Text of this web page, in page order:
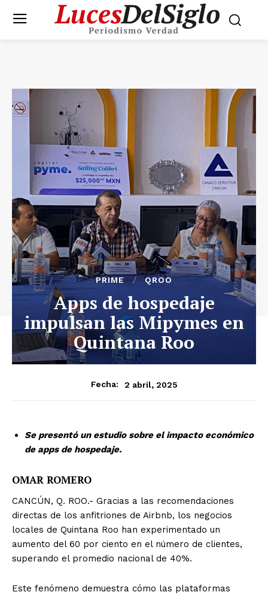
PRIME QROO
Apps de hospedaje
impulsan las Mipymes en
Quintana Roo
Fecha: 2 abril, 2025
Se presentó un estudio sobre el impacto económico
de apps de hospedaje.
OMAR ROMERO
CANCÚN, Q. ROO.- Gracias a las recomendaciones
directas de los anfitriones de Airbnb, los negocios
locales de Quintana Roo han experimentado un
aumento del 60 por ciento en el número de clientes,
superando el promedio nacional de 40%.
Este fenómeno demuestra cómo las plataformas